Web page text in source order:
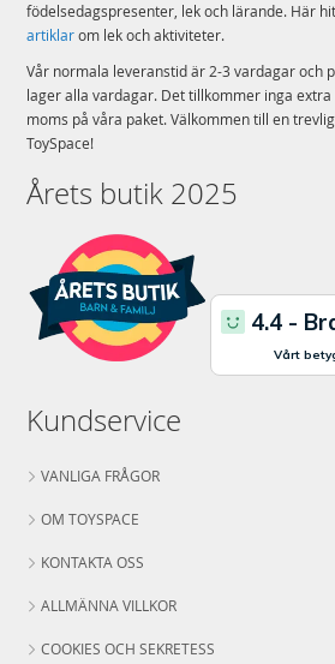
födelsedagspresenter, lek och lärande. Här
artiklarom lek och aktiviteter.
Vår normala leveranstid är 2-3 vardagar och
lager alla vardagar. Det tillkommer inga
moms på våra paket. Välkommen till en
ToySpace!
Årets butik 2025
Kundservice
VANLIGA FRÅGOR
OM TOYSPACE
KONTAKTA OSS
ALLMÄNNA VILLKOR
COOKIES OCH SEKRETESS